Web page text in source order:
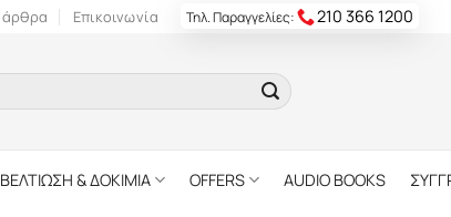
άρθρα Επικοινωνία Τηλ. Παραγγελίες: 210 366 1200
& ΔΟΚΙΜΙΑ OFFERS AUDIO BOOKS